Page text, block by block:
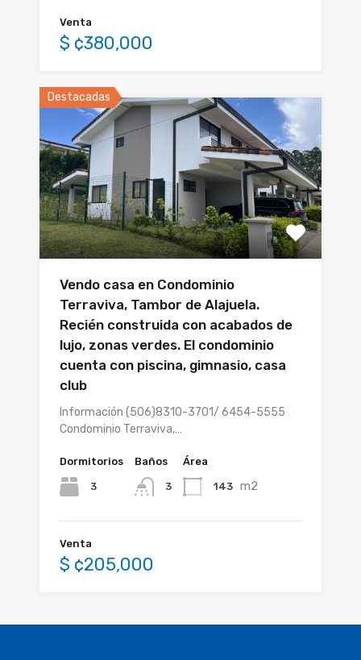
Venta
$ ¢380,000
Destacadas
Vendo casa en Condominio
Terraviva, Tambor de Alajuela.
Recién construida con acabados de
lujo, zonas verdes. El condominio
cuenta con piscina, gimnasio, casa
club
Información (506)8310-3701/ 6454-5555
Condominio Terraviva,…
Dormitorios
3
Baños
3
Área
143 m2
Venta
$ ¢205,000